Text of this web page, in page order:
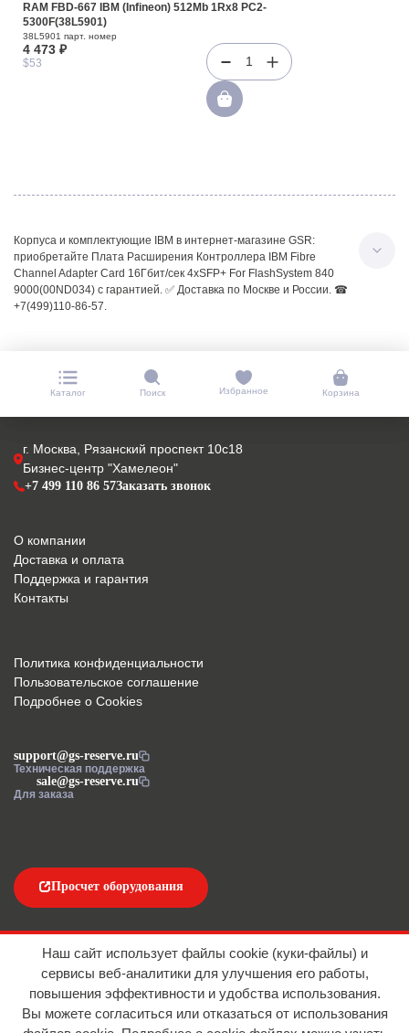
RAM FBD-667 IBM (Infineon) 512Mb 1Rx8 PC2-
5300F(38L5901)
38L5901 парт. номер
4 473 ₽
$53 1
Корпуса и комплектующие IBM в интернет-магазине GSR:
приобретайте Плата Расширения Контроллера IBM Fibre
Channel Adapter Card 16Гбит/сек 4xSFP+ For FlashSystem 840
9000(00ND034) с гарантией. ✅ Доставка по Москве и России. ☎
+7(499)110-86-57.
Каталог Поиск Избранное Корзина
г. Москва, Рязанский проспект 10с18
Бизнес-центр "Хамелеон"
+7 499 110 86 57Заказать звонок
support@gs-reserve.ru
Техническая поддержка
sale@gs-reserve.ru
Для заказа
О компании
Доставка и оплата
Поддержка и гарантия
Контакты
Просчет оборудования
Политика конфиденциальности
Пользовательское соглашение
Подробнее о Cookies
Наш сайт использует файлы cookie (куки-файлы) и
сервисы веб-аналитики для улучшения его работы,
повышения эффективности и удобства использования.
Вы можете согласиться или отказаться от использования